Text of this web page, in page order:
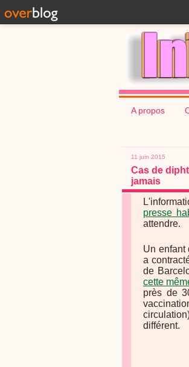
A propos
11 juin 2015
Cas de
jamais
presse
attendre.
Un enfant
a
de
cette
près de
différent.